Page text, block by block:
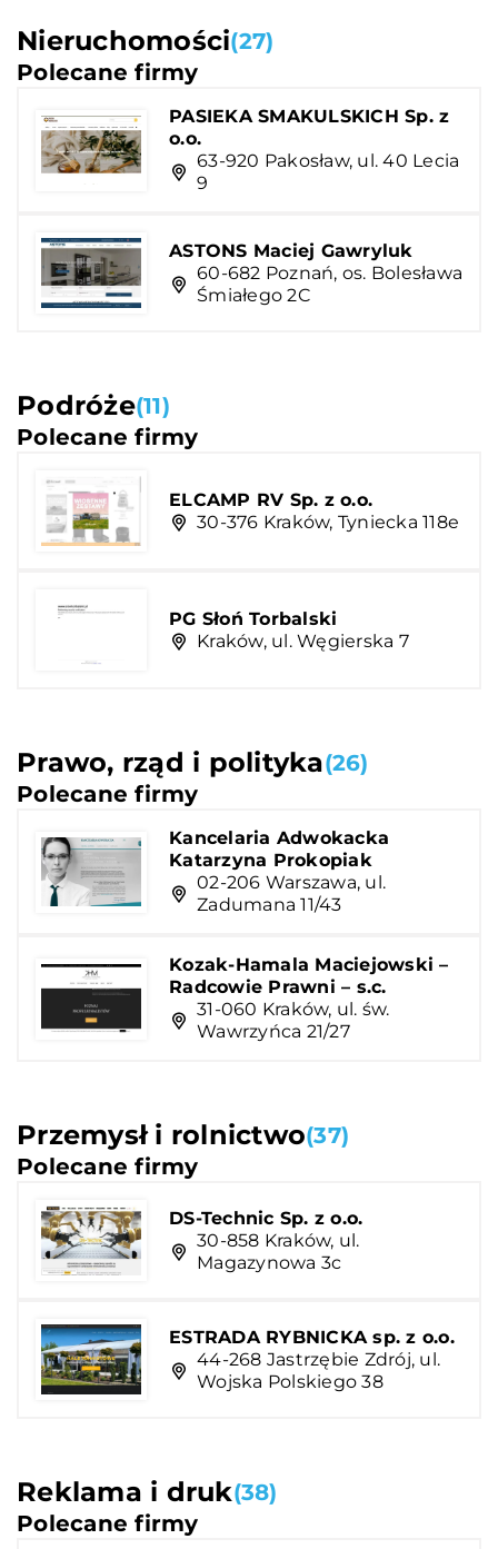
Nieruchomości(27)
Polecane firmy
PASIEKA SMAKULSKICH Sp. z
o.o.
63-920 Pakosław, ul. 40 Lecia
9
ASTONS Maciej Gawryluk
60-682 Poznań, os. Bolesława
Śmiałego 2C
Podróże(11)
Polecane firmy
ELCAMP RV Sp. z o.o.
30-376 Kraków, Tyniecka 118e
PG Słoń Torbalski
Kraków, ul. Węgierska 7
Prawo, rząd i polityka(26)
Polecane firmy
Kancelaria Adwokacka
Katarzyna Prokopiak
02-206 Warszawa, ul.
Zadumana 11/43
Kozak-Hamala Maciejowski –
Radcowie Prawni – s.c.
31-060 Kraków, ul. św.
Wawrzyńca 21/27
Przemysł i rolnictwo(37)
Polecane firmy
DS-Technic Sp. z o.o.
30-858 Kraków, ul.
Magazynowa 3c
ESTRADA RYBNICKA sp. z o.o.
44-268 Jastrzębie Zdrój, ul.
Wojska Polskiego 38
Reklama i druk(38)
Polecane firmy